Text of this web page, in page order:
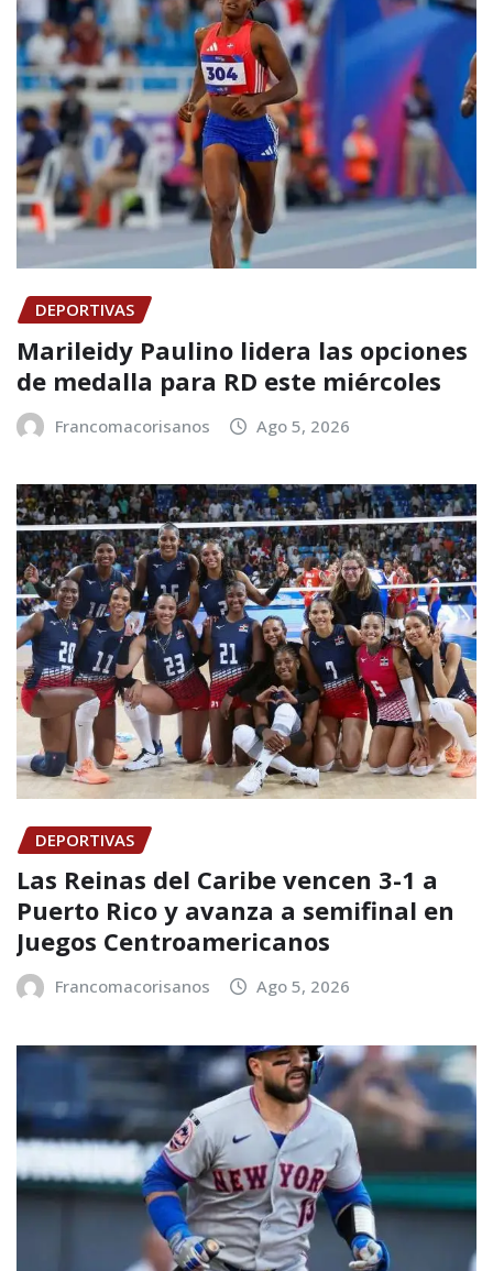
DEPORTIVAS
Marileidy Paulino lidera las opciones
de medalla para RD este miércoles
Francomacorisanos Ago 5, 2026
DEPORTIVAS
Las Reinas del Caribe vencen 3-1 a
Puerto Rico y avanza a semifinal en
Juegos Centroamericanos
Francomacorisanos Ago 5, 2026